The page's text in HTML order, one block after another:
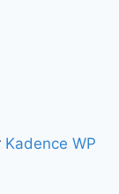
Kadence WP